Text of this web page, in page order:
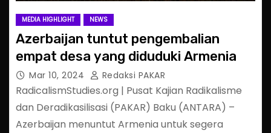
MEDIA HIGHLIGHT NEWS
Azerbaijan tuntut pengembalian
empat desa yang diduduki Armenia
Mar 10, 2024 Redaksi PAKAR
RadicalismStudies.org | Pusat Kajian Radikalisme
dan Deradikasilisasi (PAKAR) Baku (ANTARA) –
Azerbaijan menuntut Armenia untuk segera